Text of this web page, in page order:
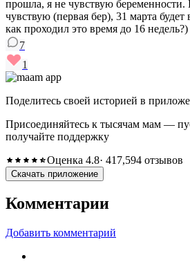
прошла, я не чувствую
чувствую (первая бер), 31 марта
как проходил это время до 16 недель?)
7
1
Поделитесь своей историей в
Присоединяйтесь к тысячам мам —
получайте поддержку
Оценка 4.8· 417,594 отзывов
Скачать приложение
Комментарии
Добавить комментарий